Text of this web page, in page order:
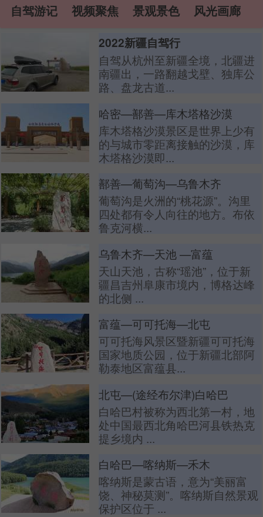
推车
自驾游记 视频聚焦 景观景色 风光画廊
2022新疆自驾行
自驾从杭州至新疆全境，北疆进
南疆出，一路翻越戈壁、独库公
路、盘龙古道...
哈密—鄯善—库木塔格沙漠
库木塔格沙漠景区是世界上少有
的与城市零距离接触的沙漠，库
木塔格沙漠即...
鄯善—葡萄沟—乌鲁木齐
葡萄沟是火洲的“桃花源”。沟里
四处都有令人向往的地方。布依
鲁克河横...
乌鲁木齐—天池 —富蕴
天山天池，古称“瑶池”，位于新
疆昌吉州阜康市境内，博格达峰
的北侧 ...
富蕴—可可托海—北屯
可可托海风景区暨新疆可可托海
国家地质公园，位于新疆北部阿
勒泰地区富蕴县...
北屯—(途经布尔津)白哈巴
白哈巴村被称为西北第一村，地
处中国最西北角哈巴河县铁热克
提乡境内 ...
白哈巴—喀纳斯—禾木
喀纳斯是蒙古语，意为“美丽富
饶、神秘莫测”。喀纳斯自然景观
保护区位于 ...